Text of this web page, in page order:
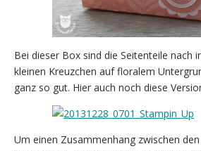
Bei dieser Box sind die Seitenteile nach
kleinen Kreuzchen auf floralem
ganz so gut. Hier auch noch diese
Um einen Zusammenhang zwischen